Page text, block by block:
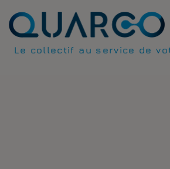
Le collectif au service de